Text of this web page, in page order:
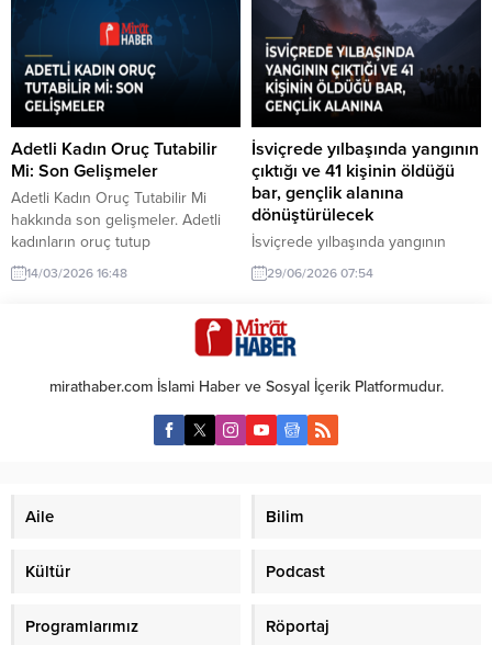
detaylı bilgiler burada.
Öğrencilerin dikkat etmesi
gereken noktalar.
Filistin Konvoyu, Türkiye'ye giriş
yaptı. Bu önemli gelişme,
uluslararası dayanışma açısından
büyük bir adım olarak
değerlendiriliyor.
Adetli Kadın Oruç Tutabilir
Mi: Son Gelişmeler
Adetli Kadın Oruç Tutabilir Mi
hakkında son gelişmeler. Adetli
kadınların oruç tutup
tutamayacağı konusu İslami
kaynaklarda nasıl ele alınıyor?
14/03/2026 16:48
İsviçrede yılbaşında yangının
çıktığı ve 41 kişinin öldüğü
bar, gençlik alanına
dönüştürülecek
İsviçrede yılbaşında yangının
çıktığı ve 41 kişinin öldüğü bar,
gençlik alanına dönüştürülecek.
olarak öne çıkıyor.
29/06/2026 07:54
mirathaber.com İslami Haber ve Sosyal İçerik Platformudur.
Aile Bilim
Kültür Podcast
Programlarımız Röportaj